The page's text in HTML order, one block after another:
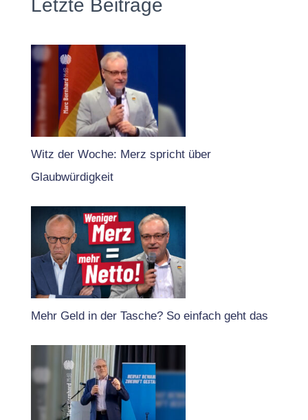
Letzte Beiträge
Witz der Woche: Merz spricht über
Glaubwürdigkeit
Mehr Geld in der Tasche? So einfach geht das